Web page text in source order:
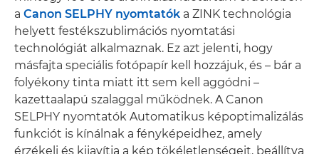
a Canon SELPHY nyomtatók a ZINK technológia
helyett festékszublimációs nyomtatási
technológiát alkalmaznak. Ez azt jelenti, hogy
másfajta speciális fotópapír kell hozzájuk, és – bár a
folyékony tinta miatt itt sem kell aggódni –
kazettaalapú szalaggal működnek. A Canon
SELPHY nyomtatók Automatikus képoptimalizálás
funkciót is kínálnak a fényképeidhez, amely
érzékeli és kijavítja a kép tökéletlenségeit, beállítva